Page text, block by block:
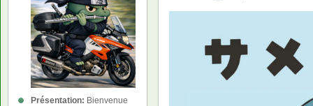
Présentation: Bienvenue